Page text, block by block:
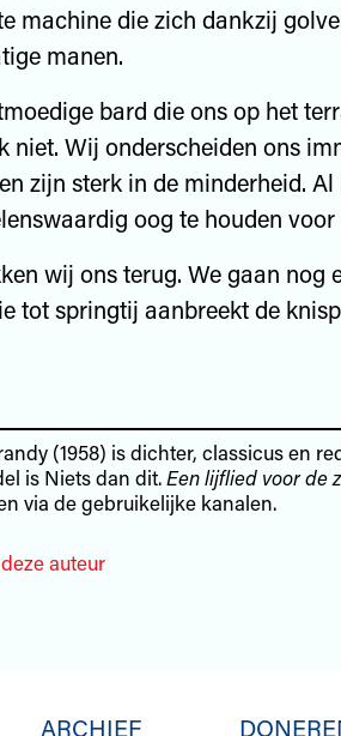
machine die zich dankzij
manen.
bard die ons op het
niet. Wij onderscheiden ons
zijn sterk in de minderheid.
oog te houden
wij ons terug. We gaan nog
tot springtij aanbreekt de
(1958) is dichter, classicus en
is Niets dan dit.Een lijflied voor de
via de gebruikelijke kanalen.
auteur
ARCHIEF